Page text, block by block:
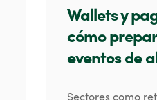
Wallets y
cómo
eventos de